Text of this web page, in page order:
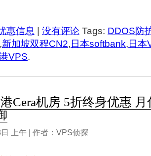
惠信息 | 没有评论 Tags: DDOS防
,新加坡双程CN2,日本softbank,日本
VPS.
Cera机房 5折终身优惠
上午 | 作者：VPS侦探